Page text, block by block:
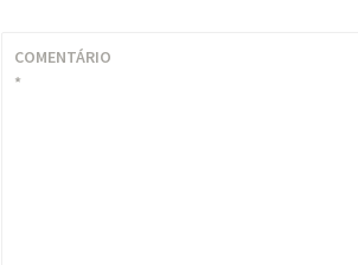
COMENTÁRIO
*